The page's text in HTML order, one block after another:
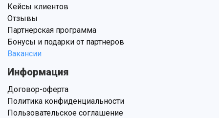
Кейсы клиентов
Отзывы
Партнерская программа
Бонусы и подарки от партнеров
Вакансии
Информация
Договор-оферта
Политика конфиденциальности
Пользовательское соглашение